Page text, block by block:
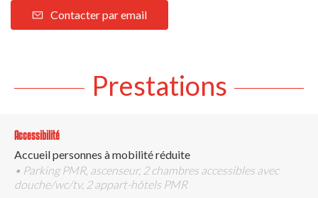
Contacter par email
Prestations
Accessibilité
Accueil personnes à mobilité réduite
• Parking PMR, ascenseur, 2 chambres accessibles avec
douche/wc/tv, 2 appart-hôtels PMR